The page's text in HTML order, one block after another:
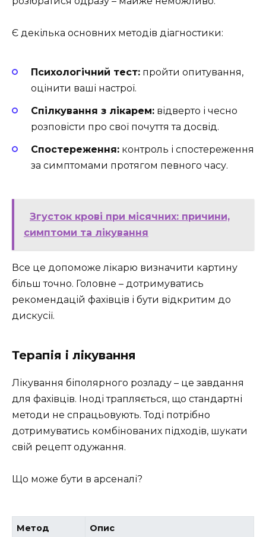
Є декілька основних методів діагностики:
Психологічний тест: пройти опитування,
оцінити ваші настрої.
Спілкування з лікарем: відверто і чесно
розповісти про свої почуття та досвід.
Спостереження: контроль і спостереження
за симптомами протягом певного часу.
Згусток крові при місячних: причини,
симптоми та лікування
Все це допоможе лікарю визначити картину
більш точно. Головне – дотримуватись
рекомендацій фахівців і бути відкритим до
дискусії.
Терапія і лікування
Лікування біполярного розладу – це завдання
для фахівців. Іноді трапляється, що стандартні
методи не спрацьовують. Тоді потрібно
дотримуватись комбінованих підходів, шукати
свій рецепт одужання.
Що може бути в арсеналі?
Метод Опис